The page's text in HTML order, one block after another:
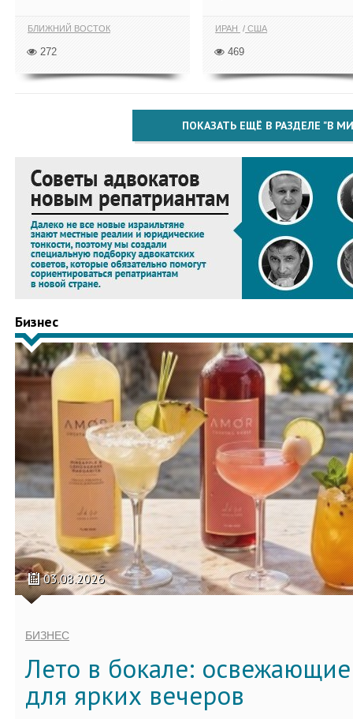
БЛИЖНИЙ ВОСТОК
272
ИРАН США
469
ПОКАЗАТЬ ЕЩЁ В РАЗДЕЛЕ "В
Бизнес
03.08.2026
БИЗНЕС
Лето в бокале:
для ярких вечеров